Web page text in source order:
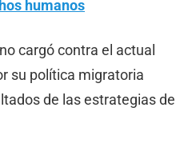
humanos
cargó contra el actual
su política migratoria
de las estrategias de